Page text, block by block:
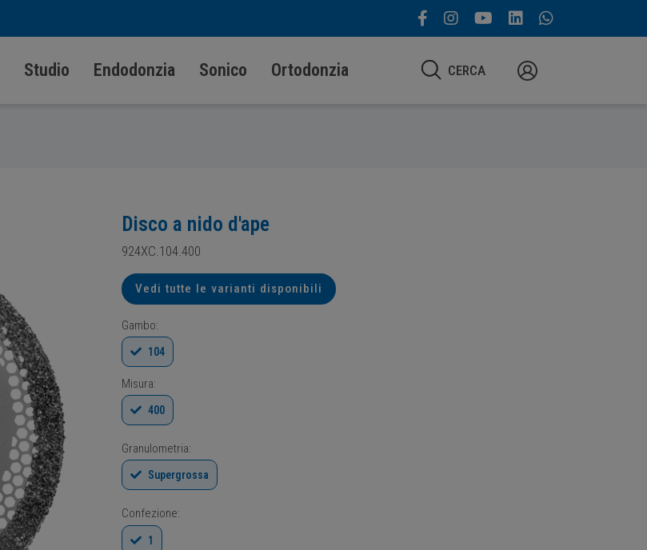
CERCA
Studio Endodonzia Sonico Ortodonzia
Disco a nido d'ape
924XC.104.400
Vedi tutte le varianti disponibili
Gambo:
104
Misura:
400
Granulometria:
Supergrossa
Confezione:
1